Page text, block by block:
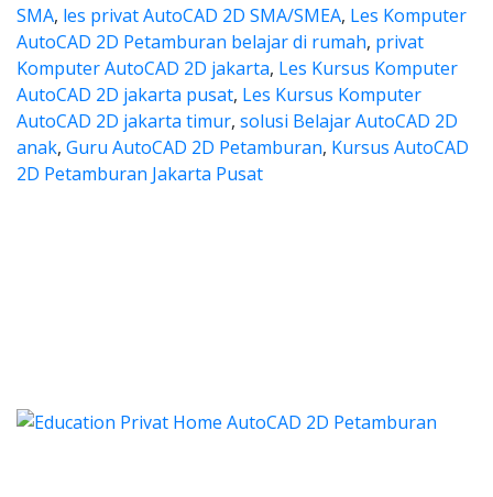
SMA, les privat AutoCAD 2D SMA/SMEA, Les Komputer
AutoCAD 2D Petamburan belajar di rumah, privat
Komputer AutoCAD 2D jakarta, Les Kursus Komputer
AutoCAD 2D jakarta pusat, Les Kursus Komputer
AutoCAD 2D jakarta timur, solusi Belajar AutoCAD 2D
anak, Guru AutoCAD 2D Petamburan, Kursus AutoCAD
2D Petamburan Jakarta Pusat